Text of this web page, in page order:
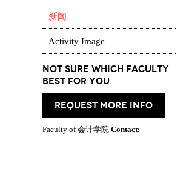
新闻
Activity Image
Not Sure which Faculty
best for you
request more info
Faculty of 会计学院 Contact: